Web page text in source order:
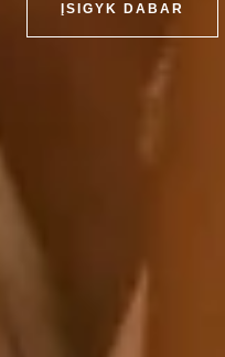
ĮSIGYK DABAR